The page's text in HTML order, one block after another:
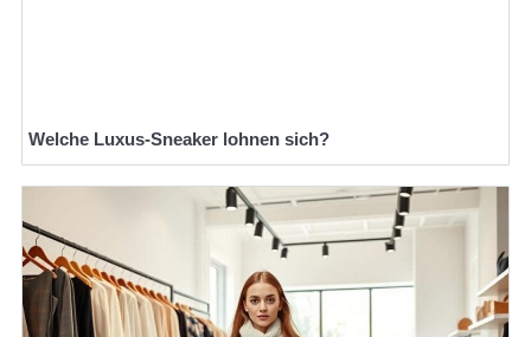
Welche Luxus-Sneaker lohnen sich?